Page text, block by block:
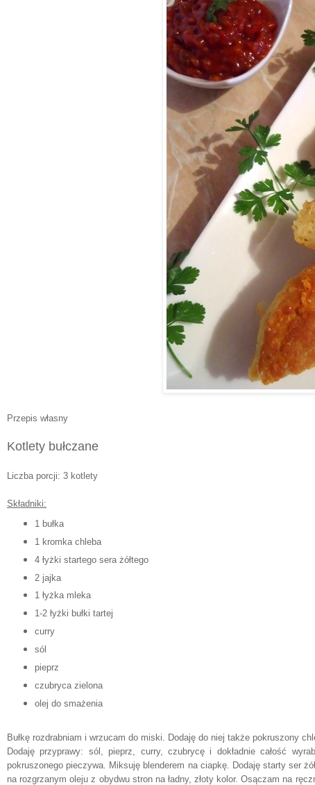
Przepis własny
Kotlety bułczane
Liczba porcji: 3 kotlety
Składniki:
1 bułka
1 kromka chleba
4 łyżki startego sera żółtego
2 jajka
1 łyżka mleka
1-2 łyżki bułki tartej
curry
sól
pieprz
czubryca zielona
olej do smażenia
Bułkę rozdrabniam i wrzucam do miski. Dodaję do niej także pokruszony
Dodaję przyprawy: sól, pieprz, curry, czubrycę i dokładnie całość
pokruszonego pieczywa. Miksuję blenderem na ciapkę. Dodaję starty ser
na rozgrzanym oleju z obydwu stron na ładny, złoty kolor. Osączam na